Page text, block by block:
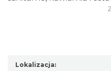
Lokalizacja: